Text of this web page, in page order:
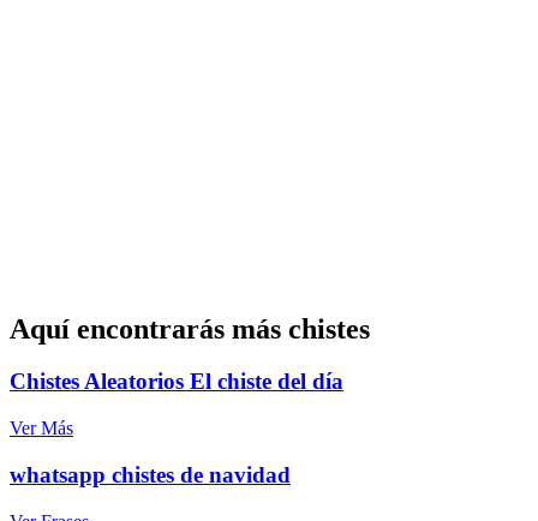
Aquí encontrarás más chistes
Chistes Aleatorios El chiste del día
Ver Más
whatsapp chistes de navidad